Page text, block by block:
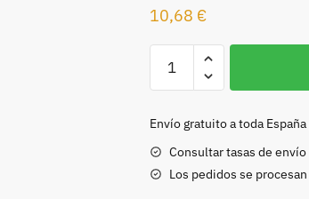
10,68 €
doble
latón
40mm
Niquel
cantidad
Envío gratuito a toda
Consultar tasas de envío
Los pedidos se